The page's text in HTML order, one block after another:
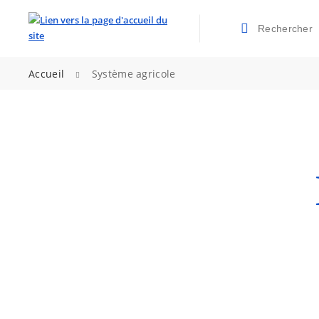
Valider la
Accueil Système agricole